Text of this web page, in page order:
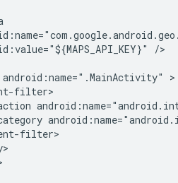
/>
>
filter>
filter>